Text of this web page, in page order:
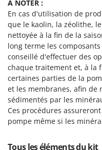
Moulins à céréales
Moulins à farine
N
Nettoyeurs et
Nettoyeurs haute
Nettoyeurs tapis,
P
Peignes vibreurs et
Ferrua
FIAC
FIEM
Fimar
FINI
Fiorentini
Fiskars
Flymo
Forest Master
A NOTER :
En cas d'utilisation de
que le kaolin, la zéolithe,
nettoyée à la fin de la
long terme les
conseillé d'effectuer des
chaque traitement et, à la
certaines parties de la
et les membranes, afin de
sédimentés par les
Ces procédures
pompe même si les
Tous les éléments du kit